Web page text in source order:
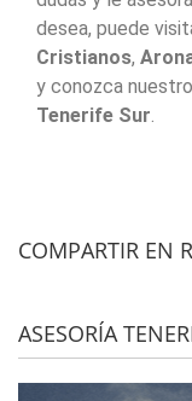
desea, puede
Cristianos,
y conozca
Tenerife Sur.
COMPARTIR EN
ASESORÍA